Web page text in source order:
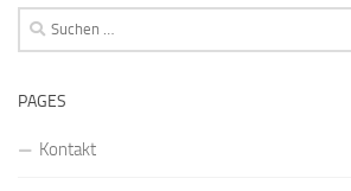
Suchen
nach:
PAGES
Kontakt